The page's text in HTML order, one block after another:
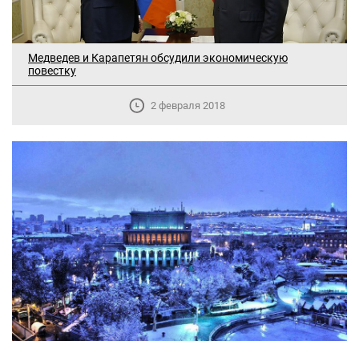
Медведев и Карапетян обсудили экономическую
повестку
2 февраля 2018